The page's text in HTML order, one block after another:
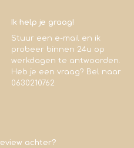
Ik help je graag!
Stuur een e-mail en ik
probeer binnen 24u op
werkdagen te antwoorden.
Heb je een vraag? Bel naar
0630210762
achter?